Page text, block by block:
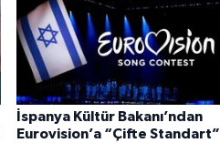
İspanya Kültür Bakanı’ndan
Eurovision’a “Çifte Standart”